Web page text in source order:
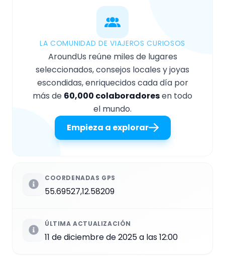
LA COMUNIDAD DE VIAJEROS CURIOSOS
AroundUs reúne miles de lugares
seleccionados, consejos locales y joyas
escondidas, enriquecidos cada día por
más de 60,000 colaboradoresen todo
el mundo.
Empieza a explorar
COORDENADAS GPS
55.69527,12.58209
ÚLTIMA ACTUALIZACIÓN
11 de diciembre de 2025 a las 12:00